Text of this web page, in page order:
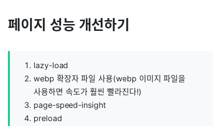
페이지 성능 개선하기
lazy-load
webp 확장자 파일 사용(webp 이미지 파일을
사용하면 속도가 훨씬 빨라진다!)
page-speed-insight
preload